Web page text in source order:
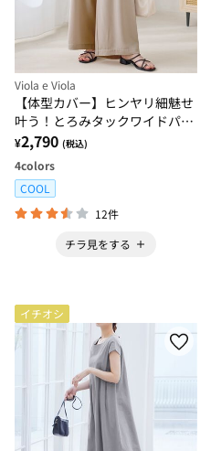
Viola e Viola
【体型カバー】ヒンヤリ細魅せ
叶う！とろみタックワイドパン
ツ【選べる２丈】
¥2,790 (税込)
4colors
COOL
12件
チラ見をする
イチオシ